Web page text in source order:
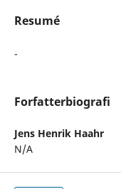
Resumé
-
Forfatterbiografi
Jens Henrik Haahr
N/A